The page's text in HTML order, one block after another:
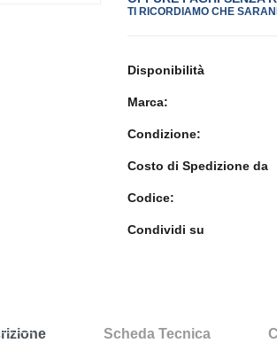
TI RICORDIAMO CHE
Disponibilità
Marca:
Condizione:
Costo di Spedizione da
Codice:
Condividi su
Scheda Tecnica